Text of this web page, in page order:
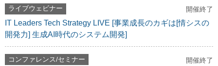
ライブウェビナー 開催終了
IT Leaders Tech Strategy LIVE [事業成長のカギは[情シスの
開発力] 生成AI時代のシステム開発]
コンファレンス/セミナー 開催終了